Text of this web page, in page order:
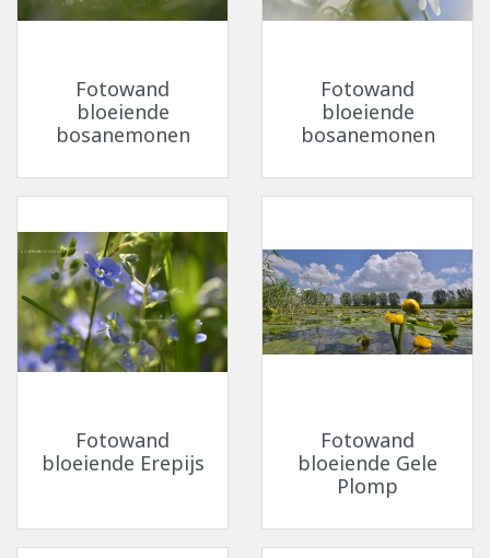
Fotowand
bloeiende
bosanemonen
Fotowand
bloeiende
bosanemonen
Fotowand
bloeiende Erepijs
Fotowand
bloeiende Gele
Plomp